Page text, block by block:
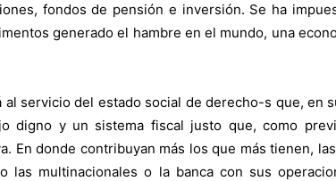
fondos de pensión e inversión. Se ha
generado el hambre en el mundo, una
servicio del estado social de derecho-s que, en
digno y un sistema fiscal justo que, como
En donde contribuyan más los que más tienen,
las multinacionales o la banca con sus